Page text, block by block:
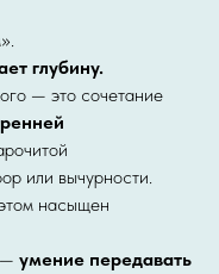
глубину.
— это сочетание
или вычурности.
насыщен
— умение передавать